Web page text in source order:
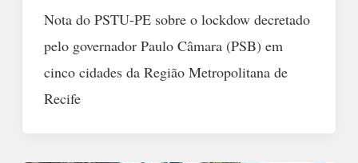
Nota do PSTU-PE sobre o lockdow decretado
pelo governador Paulo Câmara (PSB) em
cinco cidades da Região Metropolitana de
Recife